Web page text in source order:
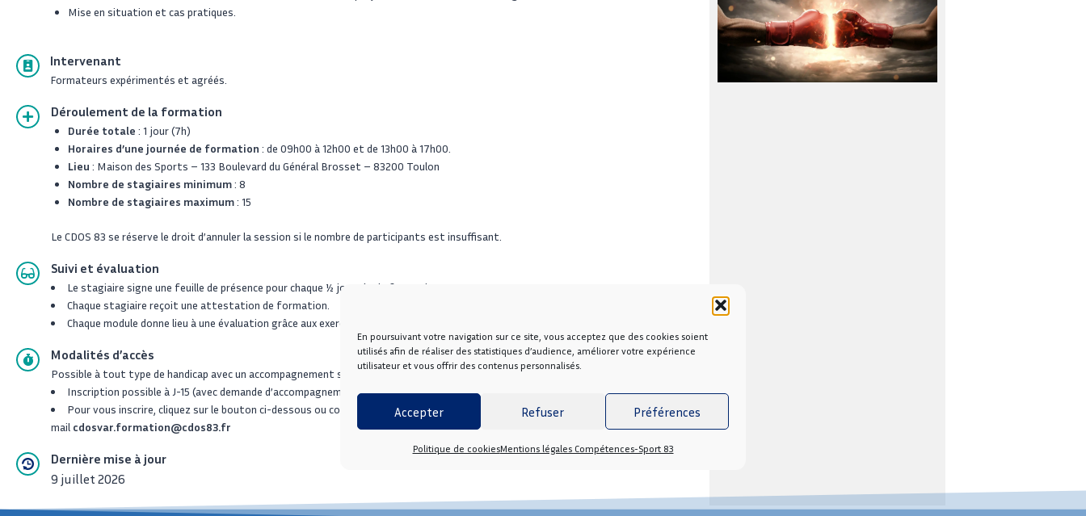
En poursuivant votre navigation sur ce site, vous acceptez que des cookies soient
utilisés afin de réaliser des statistiques d’audience, améliorer votre expérience
utilisateur et vous offrir des contenus personnalisés.
Accepter Refuser Préférences
Politique de cookiesMentions légales Compétences-Sport 83
Mise en situation et cas pratiques.
Intervenant
Formateurs expérimentés et agréés.
Déroulement de la formation
Durée totale : 1 jour (7h)
Horaires d’une journée de formation : de 09h00 à 12h00 et de 13h00 à 17h00.
Lieu : Maison des Sports – 133 Boulevard du Général Brosset – 83200 Toulon
Nombre de stagiaires minimum: 8
Nombre de stagiaires maximum: 15
Le CDOS 83 se réserve le droit d’annuler la session si le nombre de participants est insuffisant.
Suivi et évaluation
Le stagiaire signe une feuille de présence pour chaque ½ journée de formation.
Chaque stagiaire reçoit une attestation de formation.
Chaque module donne lieu à une évaluation grâce aux exercices mis en place durant la formation.
Modalités d’accès
Possible à tout type de handicap avec un accompagnement spécifique.
Inscription possible à J-15 (avec demande d’accompagnement, ce délai est susceptible d’être rallongé).
Pour vous inscrire, cliquez sur le bouton ci-dessous ou contactez-nous par téléphone au
04 94 46 01 92
mail cdosvar.formation@cdos83.fr
Dernière mise à jour
9 juillet 2026